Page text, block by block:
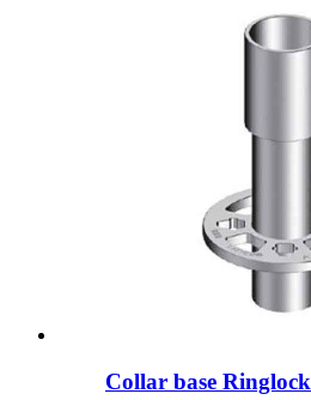
Collar base Ringlock